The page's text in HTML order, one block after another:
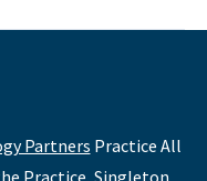
Partners Practice All